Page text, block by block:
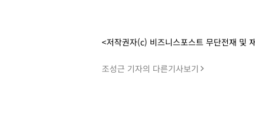
<저작권자(c) 비즈니스포스트 무단전재 및
조성근 기자의 다른기사보기